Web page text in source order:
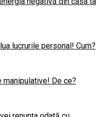
lucrurile personal! Cum?
manipulative! De ce?